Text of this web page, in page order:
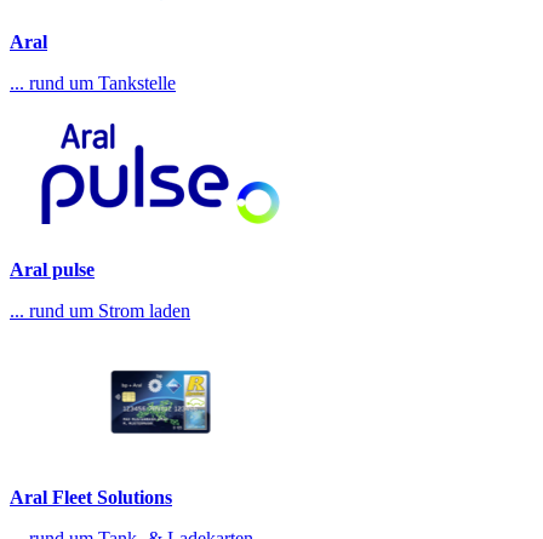
Aral
... rund um Tankstelle
Aral pulse
... rund um Strom laden
Aral Fleet Solutions